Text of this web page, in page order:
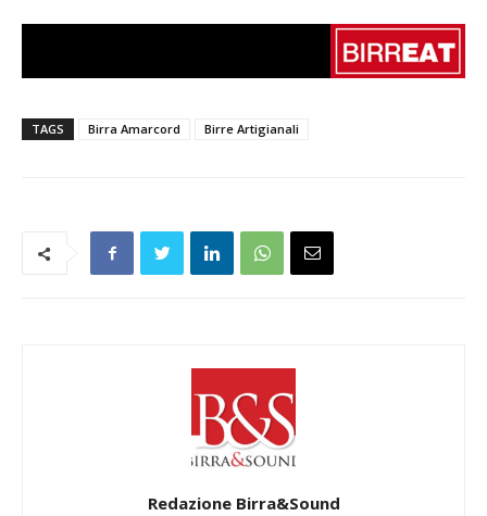
TAGS Birra Amarcord Birre Artigianali
Redazione Birra&Sound